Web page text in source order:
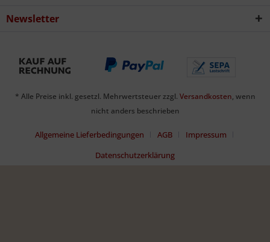
Newsletter
* Alle Preise inkl. gesetzl. Mehrwertsteuer zzgl. Versandkosten, wenn
nicht anders beschrieben
Allgemeine Lieferbedingungen AGB
Impressum
Datenschutzerklärung